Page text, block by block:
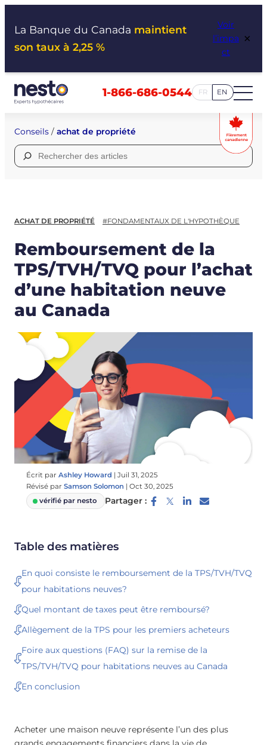
La Banque du Canada maintient
son taux à 2,25 %
Voir
l’impa
ct
×
1-866-686-0544 FR EN
Conseils / achat de propriété
Rechercher :
ACHAT DE PROPRIÉTÉ #FONDAMENTAUX DE L'HYPOTHÈQUE
Remboursement de la
TPS/TVH/TVQ pour l’achat
d’une habitation neuve
au Canada
Écrit par Ashley Howard | Juil 31, 2025
Révisé par Samson Solomon | Oct 30, 2025
vérifié par nesto
Partager :
Table des matières
En quoi consiste le remboursement de la TPS/TVH/TVQ
pour habitations neuves?
Quel montant de taxes peut être remboursé?
Allègement de la TPS pour les premiers acheteurs
Foire aux questions (FAQ) sur la remise de la
TPS/TVH/TVQ pour habitations neuves au Canada
En conclusion
Acheter une maison neuve représente l’un des plus